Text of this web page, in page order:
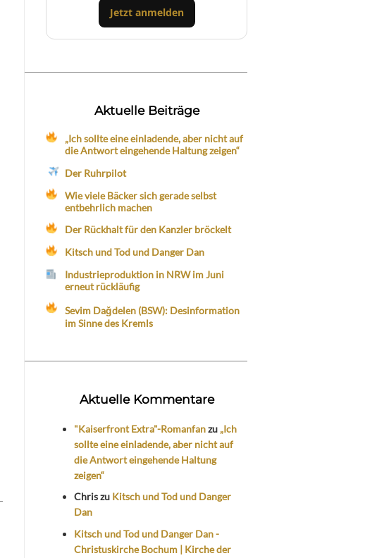
Jetzt anmelden
Aktuelle Beiträge
„Ich sollte eine einladende, aber nicht auf
die Antwort eingehende Haltung zeigen“
Der Ruhrpilot
Wie viele Bäcker sich gerade selbst
entbehrlich machen
Der Rückhalt für den Kanzler bröckelt
Kitsch und Tod und Danger Dan
Industrieproduktion in NRW im Juni
erneut rückläufig
Sevim Dağdelen (BSW): Desinformation
im Sinne des Kremls
Aktuelle Kommentare
"Kaiserfront Extra"-Romanfanzu „Ich
sollte eine einladende, aber nicht auf
die Antwort eingehende Haltung
zeigen“
Chriszu Kitsch und Tod und Danger
Dan
Kitsch und Tod und Danger Dan -
Christuskirche Bochum | Kirche der